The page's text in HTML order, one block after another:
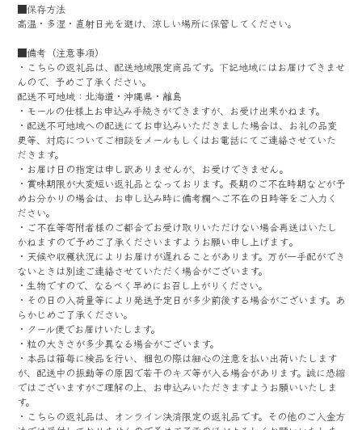
■保存方法
高温・多湿・直射日光を避け、涼しい場所に保管してください。
■備考（注意事項）
・こちらの返礼品は、配送地域限定商品です。下記地域にはお届けできませ
んので、予めご了承ください。
配送不可地域：北海道・沖縄県・離島
・モールの仕様上お申込み手続きができますが、お受け出来かねます。
・配送不可地域への配送にてお申込みいただきました場合は、お礼の品変
更等、対応についてご相談をメールもしくはお電話にてご連絡させていた
だきます。
・お届け日の指定は申し訳ありませんが、お受けできません。
・賞味期限が大変短い返礼品となっております。長期のご不在時期などが予
めお分かりの場合は、お申し込み時に備考欄へご不在の日時等をご入力く
ださい。
・ご不在等寄附者様のご都合でお受け取りいただけない場合再送はいたし
かねますので予めご了承くださいますようお願い申し上げます｡
・天候や収穫状況によりお届けが遅れることがあります。万が一手配ができ
ないときは別途ご連絡させていただく場合がございます。
・生物ですので、なるべく早めにお召し上がりください。
・その日の入荷量等により発送予定日が多少前後する場合がございます。あ
らかじめご了承ください。
・クール便でお届けいたします。
・粒の大きさが多少異なる場合がございます。
・本品は箱毎に検品を行い、梱包の際は細心の注意を払い出荷いたします
が、配送中の振動等の原因で若干のキズ等が入る場合があります。誠に恐縮
ではございますがご理解の上、お申込みいただきますようお願いいたしま
す。
・こちらの返礼品は、オンライン決済限定の返礼品です。その他のご入金方